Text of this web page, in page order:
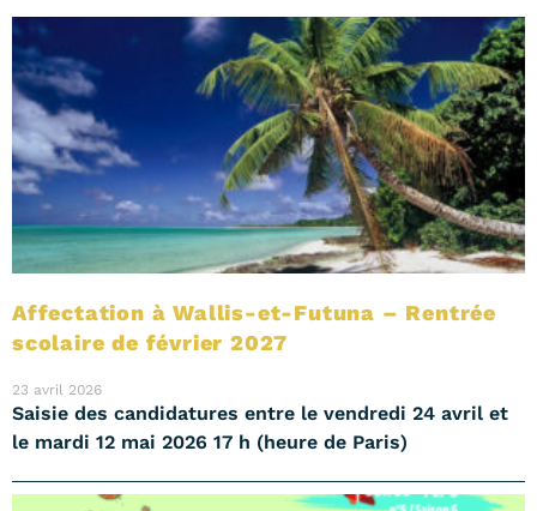
Affectation à Wallis-et-Futuna – Rentrée
scolaire de février 2027
23 avril 2026
Saisie des candidatures entre le vendredi 24 avril et
le mardi 12 mai 2026 17 h (heure de Paris)